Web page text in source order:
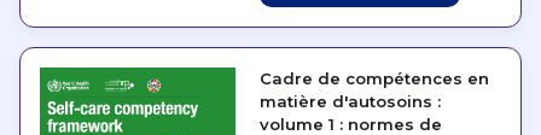
Cadre de compétences en
matière d'autosoins :
volume 1 : normes de